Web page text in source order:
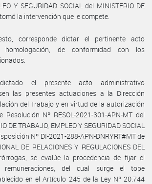
Y SEGURIDAD SOCIAL del MINISTERIO DE
la intervención que le compete.
corresponde dictar el pertinente acto
homologación, de conformidad con los
el presente acto administrativo
las presentes actuaciones a la Dirección
del Trabajo y en virtud de la autorización
Nº RESOL-2021-301-APN-MT del
DE TRABAJO, EMPLEO Y SEGURIDAD SOCIAL
Nº DI-2021-288-APN-DNRYRT#MT de
DE RELACIONES Y REGULACIONES DEL
se evalúe la procedencia de fijar el
del cual surge el tope
en el Artículo 245 de la Ley Nº 20.744